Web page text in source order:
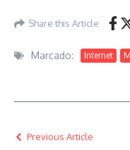
Share this Article
Marcado: Internet
Previous Article